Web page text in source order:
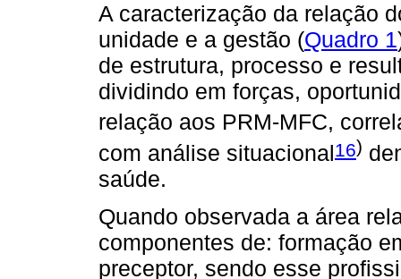
A caracterização da relação
unidade e a gestão (Quadro 1
de estrutura, processo e
dividindo em forças,
relação aos PRM-MFC,
com análise situacional16)
saúde.
Quando observada a área
componentes de: formação
preceptor, sendo esse